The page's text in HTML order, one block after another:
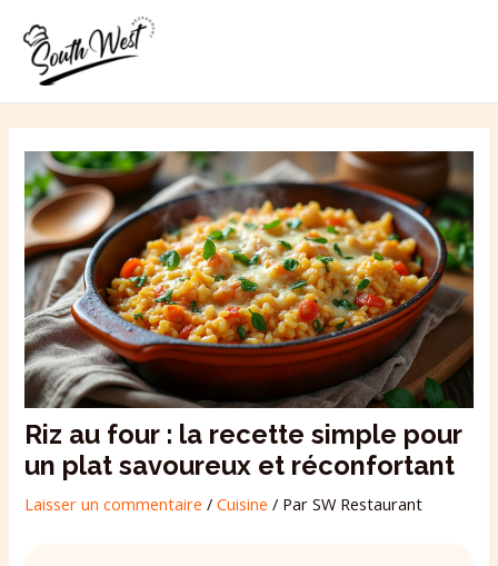
contenu
Riz au four : la recette simple pour
un plat savoureux et réconfortant
Laisser un commentaire /Cuisine / ParSW Restaurant